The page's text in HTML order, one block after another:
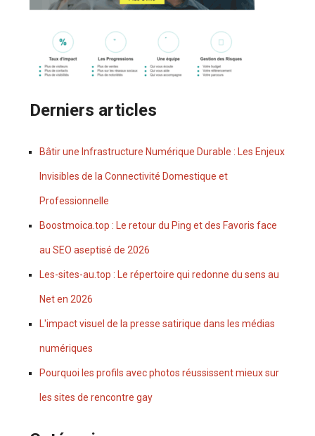
Derniers articles
Bâtir une Infrastructure Numérique Durable : Les Enjeux
Invisibles de la Connectivité Domestique et
Professionnelle
Boostmoica.top : Le retour du Ping et des Favoris face
au SEO aseptisé de 2026
Les-sites-au.top : Le répertoire qui redonne du sens au
Net en 2026
L'impact visuel de la presse satirique dans les médias
numériques
Pourquoi les profils avec photos réussissent mieux sur
les sites de rencontre gay